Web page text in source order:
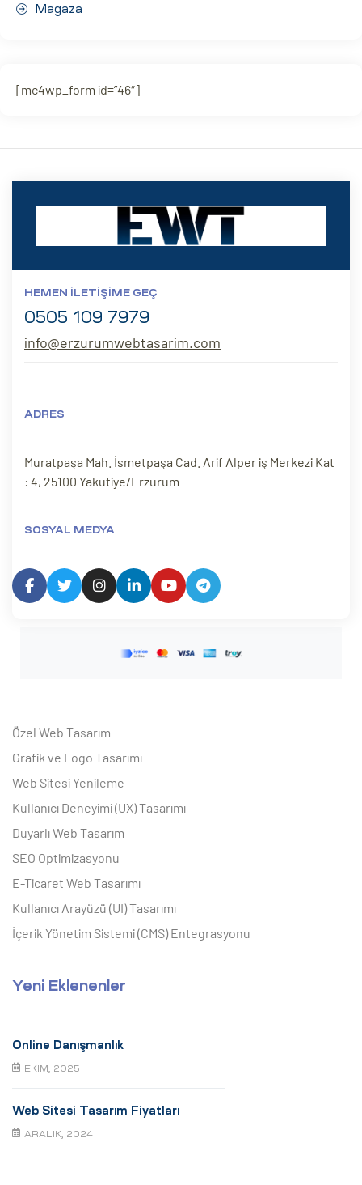
Magaza
[mc4wp_form id=”46″]
HEMEN İLETIŞIME GEÇ
0505 109 7979
info@erzurumwebtasarim.com
ADRES
Muratpaşa Mah. İsmetpaşa Cad. Arif Alper iş Merkezi Kat
: 4, 25100 Yakutiye/Erzurum
SOSYAL MEDYA
Özel Web Tasarım
Grafik ve Logo Tasarımı
Web Sitesi Yenileme
Kullanıcı Deneyimi (UX) Tasarımı
Duyarlı Web Tasarım
SEO Optimizasyonu
E-Ticaret Web Tasarımı
Kullanıcı Arayüzü (UI) Tasarımı
İçerik Yönetim Sistemi (CMS) Entegrasyonu
Yeni Eklenenler
Online Danışmanlık
EKIM, 2025
Web Sitesi Tasarım Fiyatları
ARALIK, 2024